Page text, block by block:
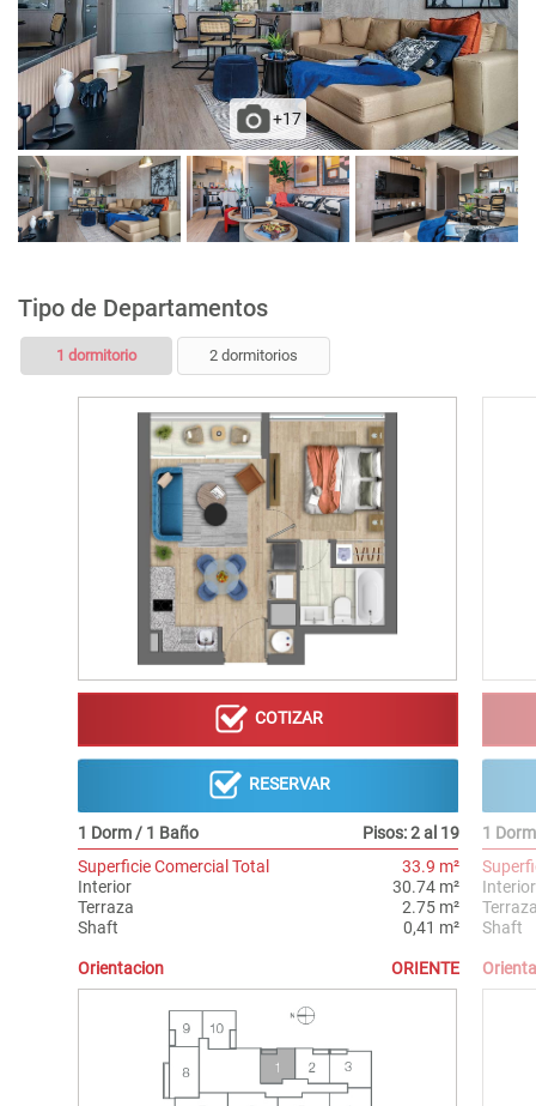
+17
Tipo de Departamentos
1 dormitorio 2 dormitorios
COTIZAR
RESERVAR
1 Dorm / 1 Baño
Pisos: 2 al 19
Superficie Comercial Total
33.9 m²
Interior
30.74 m²
Terraza
2.75 m²
Shaft
0,41 m²
Orientacion ORIENTE
1
Interior
Shaft